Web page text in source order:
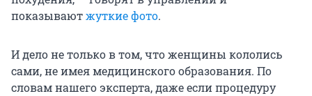
показываютжуткие фото.
И дело не только в том, что женщины кололись
сами, не имея медицинского образования. По
словам нашего эксперта, даже если процедуру